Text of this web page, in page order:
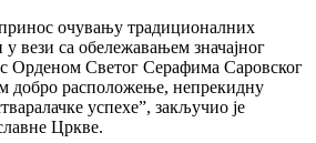
очувању традиционалних
вези са обележавањем значајног
Орденом Светог Серафима Саровског
добро расположење, непрекидну
успехе”, закључио је
Цркве.